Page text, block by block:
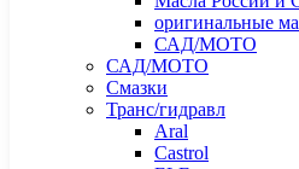
оригинальные
САД/МОТО
САД/МОТО
Смазки
Транс/гидравл
Aral
Castrol